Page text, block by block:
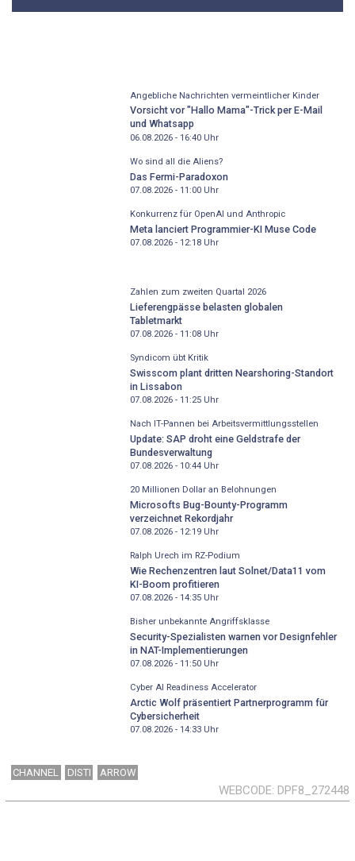
Angebliche Nachrichten vermeintlicher Kinder
Vorsicht vor "Hallo Mama"-Trick per E-Mail
und Whatsapp
06.08.2026 - 16:40Uhr
Wo sind all die Aliens?
Das Fermi-Paradoxon
07.08.2026 - 11:00Uhr
Konkurrenz für OpenAI und Anthropic
Meta lanciert Programmier-KI Muse Code
07.08.2026 - 12:18Uhr
Zahlen zum zweiten Quartal 2026
Lieferengpässe belasten globalen
Tabletmarkt
07.08.2026 - 11:08Uhr
Syndicom übt Kritik
Swisscom plant dritten Nearshoring-Standort
in Lissabon
07.08.2026 - 11:25Uhr
Nach IT-Pannen bei Arbeitsvermittlungsstellen
Update: SAP droht eine Geldstrafe der
Bundesverwaltung
07.08.2026 - 10:44Uhr
20 Millionen Dollar an Belohnungen
Microsofts Bug-Bounty-Programm
verzeichnet Rekordjahr
07.08.2026 - 12:19Uhr
Ralph Urech im RZ-Podium
Wie Rechenzentren laut Solnet/Data11 vom
KI-Boom profitieren
07.08.2026 - 14:35Uhr
Bisher unbekannte Angriffsklasse
Security-Spezialisten warnen vor Designfehler
in NAT-Implementierungen
07.08.2026 - 11:50Uhr
Cyber AI Readiness Accelerator
Arctic Wolf präsentiert Partnerprogramm für
Cybersicherheit
07.08.2026 - 14:33Uhr
CHANNEL DISTI ARROW
WEBCODE DPF8_272448